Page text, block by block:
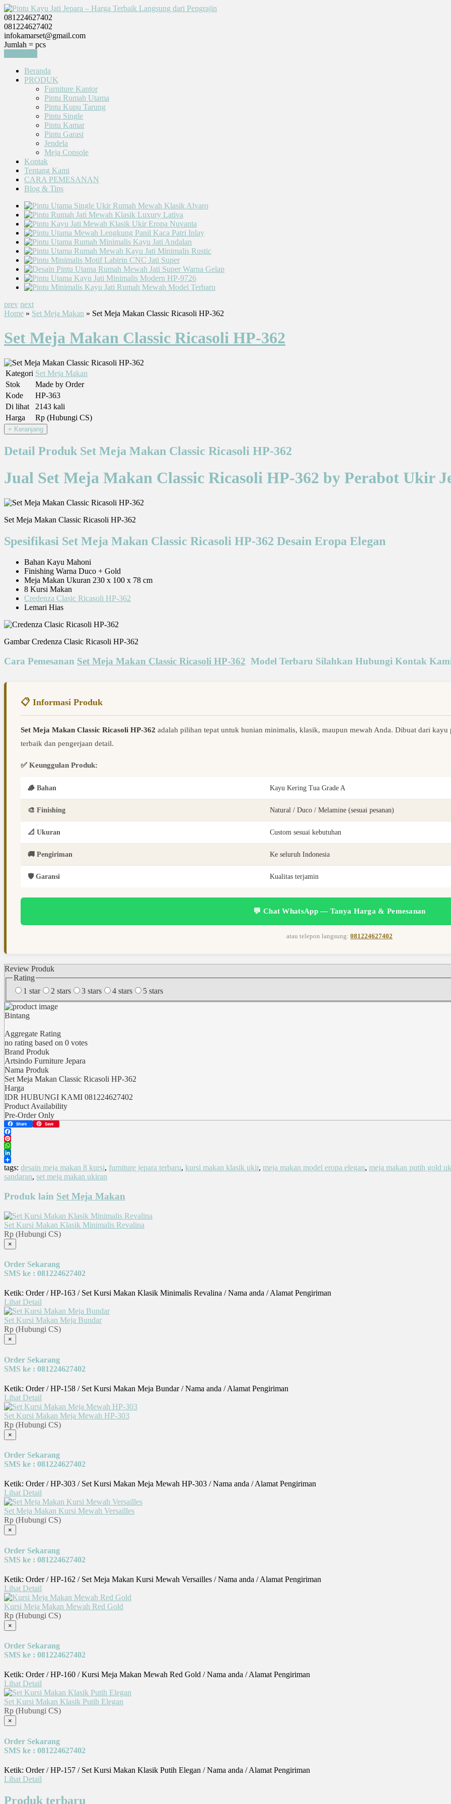
081224627402
081224627402
infokamarset@gmail.com
Jumlah = pcs
Beranda
PRODUK
Furniture Kantor
Pintu Rumah Utama
Pintu Kupu Tarung
Pintu Single
Pintu Kamar
Pintu Garasi
Jendela
Meja Console
Kontak
Tentang Kami
CARA PEMESANAN
Blog & Tips
prev next
Home » Set Meja Makan » Set Meja Makan Classic Ricasoli HP-362
Set Meja Makan Classic Ricasoli HP-362
Kategori Set Meja Makan
Stok
Made by Order
Kode
HP-363
Di lihat
2143 kali
Harga
Rp (Hubungi CS)
Detail Produk Set Meja Makan Classic Ricasoli HP-362
Jual Set Meja Makan Classic Ricasoli HP-362 by Perabot Ukir
Set Meja Makan Classic Ricasoli HP-362
Spesifikasi Set Meja Makan Classic Ricasoli HP-362 Desain Eropa Elegan
Bahan Kayu Mahoni
Finishing Warna Duco + Gold
Meja Makan Ukuran 230 x 100 x 78 cm
8 Kursi Makan
Credenza Clasic Ricasoli HP-362
Lemari Hias
Gambar Credenza Clasic Ricasoli HP-362
Cara Pemesanan Set Meja Makan Classic Ricasoli HP-362 Model Terbaru Silahkan Hubungi Kontak
📋 Informasi Produk
Set Meja Makan Classic Ricasoli HP-362 adalah pilihan tepat untuk hunian minimalis, klasik, maupun mewah Anda. Dibuat dari
terbaik dan pengerjaan detail.
✅ Keunggulan Produk:
🪵 Bahan Kayu Kering Tua Grade A
🎨 Finishing Natural / Duco / Melamine (sesuai pesanan)
📐 Ukuran Custom sesuai kebutuhan
🚚 Pengiriman Ke seluruh Indonesia
🛡️ Garansi Kualitas terjamin
💬 Chat WhatsApp — Tanya Harga & Pemesanan
atau telepon langsung: 081224627402
Review Produk
Rating
1 star
2 stars 3 stars 4 stars 5 stars
Bintang
Aggregate Rating
no rating based on 0 votes
Brand Produk
Artsindo Furniture Jepara
Nama Produk
Set Meja Makan Classic Ricasoli HP-362
Harga
IDR HUBUNGI KAMI 081224627402
Product Availability
Pre-Order Only
Share Save
Facebook
Pinterest
WhatsApp
LinkedIn
Share
tags: desain meja makan 8 kursi, furniture jepara terbaru, kursi makan klasik ukir, meja makan model eropa elegan, meja makan putih gold
sandaran, set meja makan ukiran
Produk lain Set Meja Makan
Set Kursi Makan Klasik Minimalis Revalina
Rp (Hubungi CS)
×
Order Sekarang
SMS ke : 081224627402
Ketik: Order / HP-163 / Set Kursi Makan Klasik Minimalis Revalina / Nama anda / Alamat Pengiriman
Lihat Detail
Set Kursi Makan Meja Bundar
Rp (Hubungi CS)
×
Order Sekarang
SMS ke : 081224627402
Ketik: Order / HP-158 / Set Kursi Makan Meja Bundar / Nama anda / Alamat Pengiriman
Lihat Detail
Set Kursi Makan Meja Mewah HP-303
Rp (Hubungi CS)
×
Order Sekarang
SMS ke : 081224627402
Ketik: Order / HP-303 / Set Kursi Makan Meja Mewah HP-303 / Nama anda / Alamat Pengiriman
Lihat Detail
Set Meja Makan Kursi Mewah Versailles
Rp (Hubungi CS)
×
Order Sekarang
SMS ke : 081224627402
Ketik: Order / HP-162 / Set Meja Makan Kursi Mewah Versailles / Nama anda / Alamat Pengiriman
Lihat Detail
Kursi Meja Makan Mewah Red Gold
Rp (Hubungi CS)
×
Order Sekarang
SMS ke : 081224627402
Ketik: Order / HP-160 / Kursi Meja Makan Mewah Red Gold / Nama anda / Alamat Pengiriman
Lihat Detail
Set Kursi Makan Klasik Putih Elegan
Rp (Hubungi CS)
×
Order Sekarang
SMS ke : 081224627402
Ketik: Order / HP-157 / Set Kursi Makan Klasik Putih Elegan / Nama anda / Alamat Pengiriman
Lihat Detail
Produk terbaru